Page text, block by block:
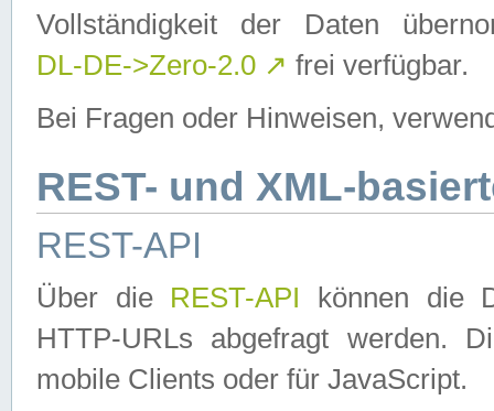
Vollständigkeit der Daten
DL-DE->Zero-2.0 ↗ frei verfügbar.
Bei Fragen oder Hinweisen,
REST- und XML-
REST-API
Über die REST-API können die
HTTP-URLs abgefragt werden.
mobile Clients oder für JavaScript.